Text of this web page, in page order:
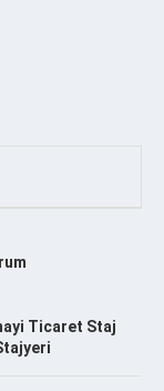
Ticaret Staj